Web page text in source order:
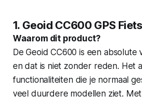
1. Geoid CC600 GPS
Waarom dit product?
De Geoid CC600 is een
en dat is niet zonder reden. Het
functionaliteiten die je normaal
veel duurdere modellen ziet.